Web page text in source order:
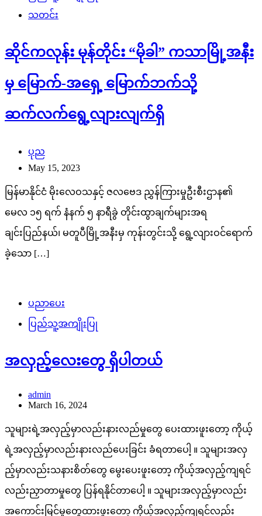
သတင်း
ဆိုင်ကလုန်း မုန်တိုင်း “မိုခါ” ကသာမြို့အနီး
မှ မြောက်-အရှေ့ မြောက်ဘက်သို့
ဆက်လက်ရွေ့လျားလျက်ရှိ
ပုည
May 15, 2023
မြန်မာနိုင်ငံ မိုးလေဝသနှင့် ဇလဗေဒ ညွှန်ကြားမှုဦးစီးဌာန၏
မေလ ၁၅ ရက် နံနက် ၅ နာရီခွဲ တိုင်းထွာချက်များအရ
ချင်းပြည်နယ်၊ မတူပီမြို့အနီးမှ ကုန်းတွင်းသို့ ရွေ့လျားဝင်ရောက်
ခဲ့သော […]
ပညာပေး
ပြည်သူ့အကျိုးပြု
အလှည့်လေးတွေ ရှိပါတယ်
admin
March 16, 2024
သူများရဲ့အလှည့်မှာလည်းနားလည်မှုတွေ ပေးထားဖူးတော့ ကိုယ့်
ရဲ့အလှည့်မှာလည်းနားလည်ပေးခြင်း ခံရတာပေါ့ ။ သူများအလှ
ည့်မှာလည်းသနားစိတ်တွေ မွေးပေးဖူးတော့ ကိုယ့်အလှည့်ကျရင်
လည်းညှာတာမှုတွေ ပြန်ရနိုင်တာပေါ့ ။ သူများအလှည့်မှာလည်း
အကောင်းမြင်မှုတွေထားဖူးတော့ ကိုယ့်အလှည့်ကျရင်လည်း